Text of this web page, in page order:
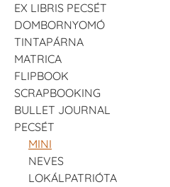
EX LIBRIS PECSÉT
DOMBORNYOMÓ
TINTAPÁRNA
MATRICA
FLIPBOOK
SCRAPBOOKING
BULLET JOURNAL
PECSÉT
MINI
NEVES
LOKÁLPATRIÓTA